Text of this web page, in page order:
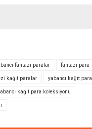
teşekkür ederiz.
veya görüntülenemiyor.
bilgiler bulunuyor.
fantazi paralar fantazi para
kağıt paralar yabancı kağıt para
kağıt para koleksiyonu